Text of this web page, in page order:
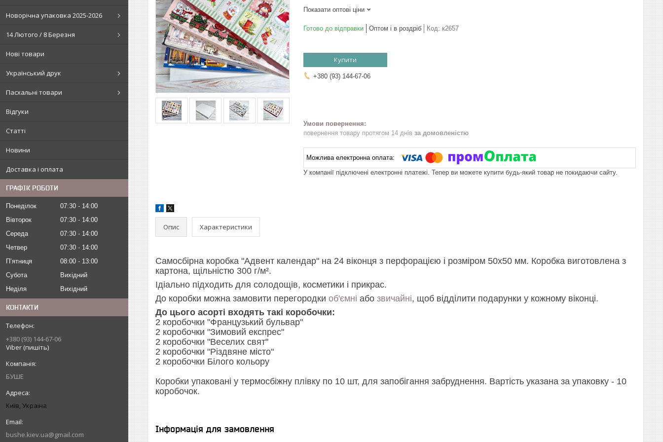
Новорічна упаковка 2025-2026
14 Лютого / 8 Березня
Нові товари
Український друк
Пасхальні товари
Відгуки
Статті
Новини
Доставка і оплата
ГРАФІК РОБОТИ
Понеділок 07:30
14:00
Вівторок
07:30
14:00
Середа
07:30
14:00
Четвер
07:30
14:00
Пʼятниця
08:00
13:00
Субота
Вихідний
Неділя
Вихідний
КОНТАКТИ
+380 (93) 144-67-06
Viber (пишіть)
БУШЕ
Київ, Україна
bushe.kiev.ua@gmail.com
Показати оптові ціни
Готово до відправки Оптом і в роздріб Код: к2657
Купити
+380 (93) 144-67-06
повернення товару протягом 14 днів за домовленістю
У компанії підключені електронні платежі. Тепер ви можете купити будь-який товар не покидаючи сайту.
Опис Характеристики
Самосбірна коробка "Адвент календар" на 24 віконця з перфорацією і розміром 50х50 мм. Коробка виготовлена з
картона, щільністю 300 г/м².
Ідіально підходить для солодощів, косметики і прикрас.
До коробки можна замовити перегородки об'ємні або звичайні, щоб відділити подарунки у кожному віконці.
До цього асорті входять такі коробочки:
2 коробочки "Французький бульвар"
2 коробочки "Зимовий експрес"
2 коробочки "Веселих свят"
2 коробочки "Різдвяне місто"
2 коробочки Білого кольору
Коробки упаковані у термосбіжну плівку по 10 шт, для запобігання забруднення. Вартість указана за упаковку - 10
коробочок.
Інформація для замовлення